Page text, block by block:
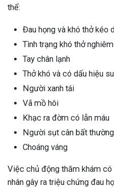
thể:
Đau họng và khó thở kéo
Tình trạng khó thở
Tay chân lạnh
Thở khó và có dấu hiệu
Người xanh tái
Vã mồ hôi
Khạc ra đờm có lẫn máu
Người sụt cân bất thường
Choáng váng
Việc chủ động thăm khám
nhân gây ra triệu chứng đau